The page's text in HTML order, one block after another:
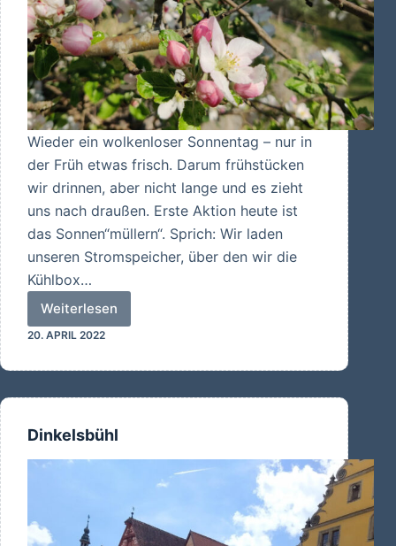
Wieder ein wolkenloser Sonnentag – nur in
der Früh etwas frisch. Darum frühstücken
wir drinnen, aber nicht lange und es zieht
uns nach draußen. Erste Aktion heute ist
das Sonnen“müllern“. Sprich: Wir laden
unseren Stromspeicher, über den wir die
Kühlbox…
Weiterlesen
Sonnen“müllern“,
basteln
20. APRIL 2022
Dinkelsbühl